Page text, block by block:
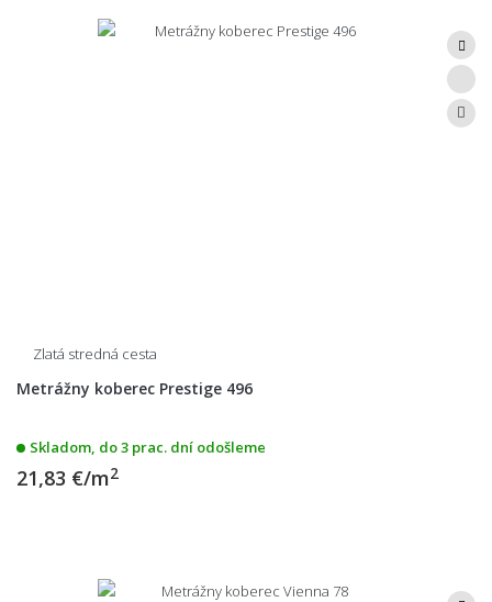
Zlatá stredná cesta
Metrážny koberec Prestige 496
Skladom, do 3 prac. dní odošleme
21,83 €/m2